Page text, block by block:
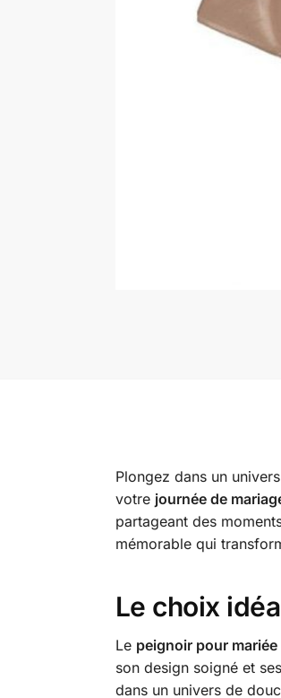
Plongez dans un
votre journée de
partageant des
mémorable qui
Le choix
Le peignoir pour mariée
son design soigné et
dans un univers de